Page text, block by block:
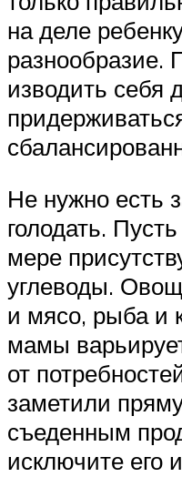
на деле
разнообразие.
изводить себя
Не нужно есть
голодать.
мере
углеводы.
и мясо, рыба и
мамы
от
заметили
съеденным
исключите его